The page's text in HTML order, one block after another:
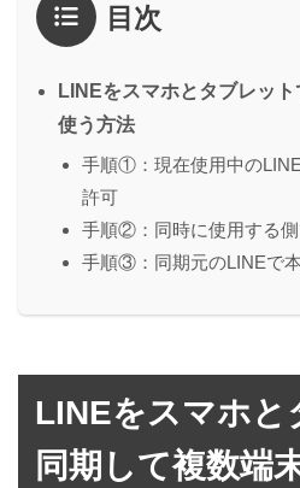
目次
LINEをスマホとタブレッ
使う方法
手順①：現在使用中の
許可
手順②：同時に使用する
手順③：同期元のLINEで
LINEをスマホと
同期して複数端